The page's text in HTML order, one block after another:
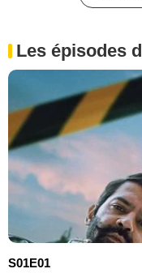
Les épisodes
S01E01